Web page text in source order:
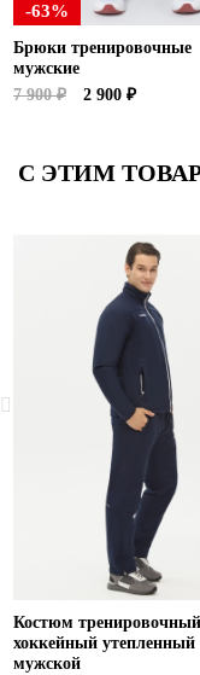
-63%
Брюки тренировочные
мужские
7 900 ₽
2 900 ₽
С ЭТИМ
Костюм тренировочный
хоккейный утепленный
мужской